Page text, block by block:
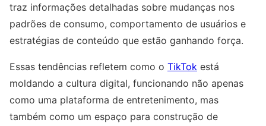
traz informações detalhadas sobre mudanças nos
padrões de consumo, comportamento de usuários e
estratégias de conteúdo que estão ganhando força.
Essas tendências refletem como o TikTok está
moldando a cultura digital, funcionando não apenas
como uma plataforma de entretenimento, mas
também como um espaço para construção de